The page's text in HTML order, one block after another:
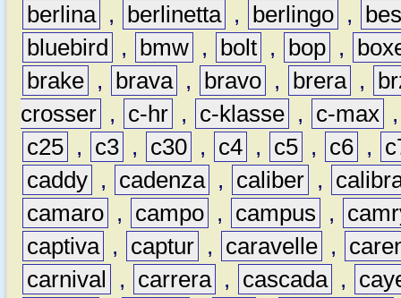
berlina , berlinetta , berlingo ,
bluebird
, bmw , bolt , bop ,
brake , brava , bravo , brera ,
crosser , c-hr , c-klasse , c-max
c25 , c3 , c30 , c4 , c5 , c6 ,
caddy , cadenza , caliber ,
camaro , campo , campus ,
captiva , captur , caravelle ,
carnival
, carrera , cascada ,